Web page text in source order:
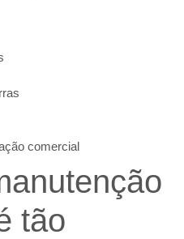
comercial
tão